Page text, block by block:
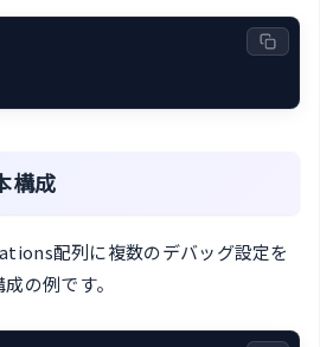
構成
配列に複数のデバッグ設定を
の例です。